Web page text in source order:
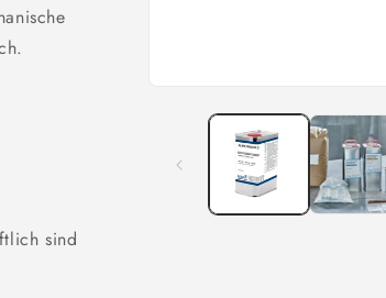
öffnen
sind